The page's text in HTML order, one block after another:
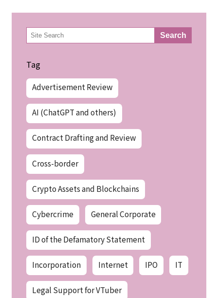
検
索 Search
Tag
Advertisement Review
AI (ChatGPT and others)
Contract Drafting and Review
Cross-border
Crypto Assets and Blockchains
Cybercrime General Corporate
ID of the Defamatory Statement
Incorporation Internet IPO IT
Legal Support for VTuber